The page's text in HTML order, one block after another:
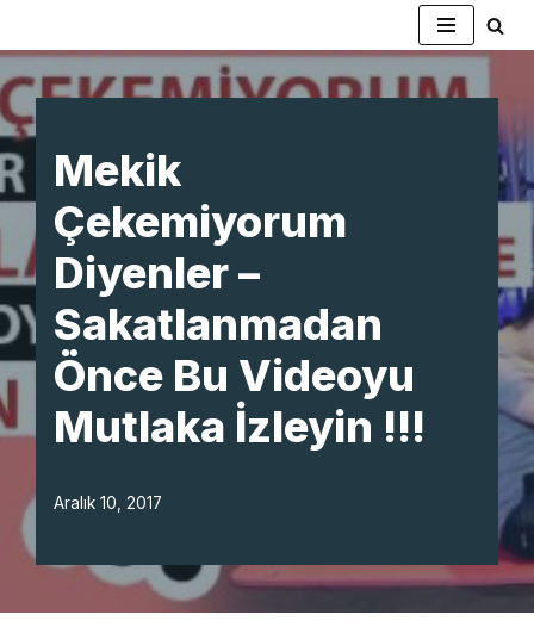
İçeriğe
geç
Mekik
Çekemiyorum
Diyenler –
Sakatlanmadan
Önce Bu Videoyu
Mutlaka İzleyin !!!
Aralık 10, 2017